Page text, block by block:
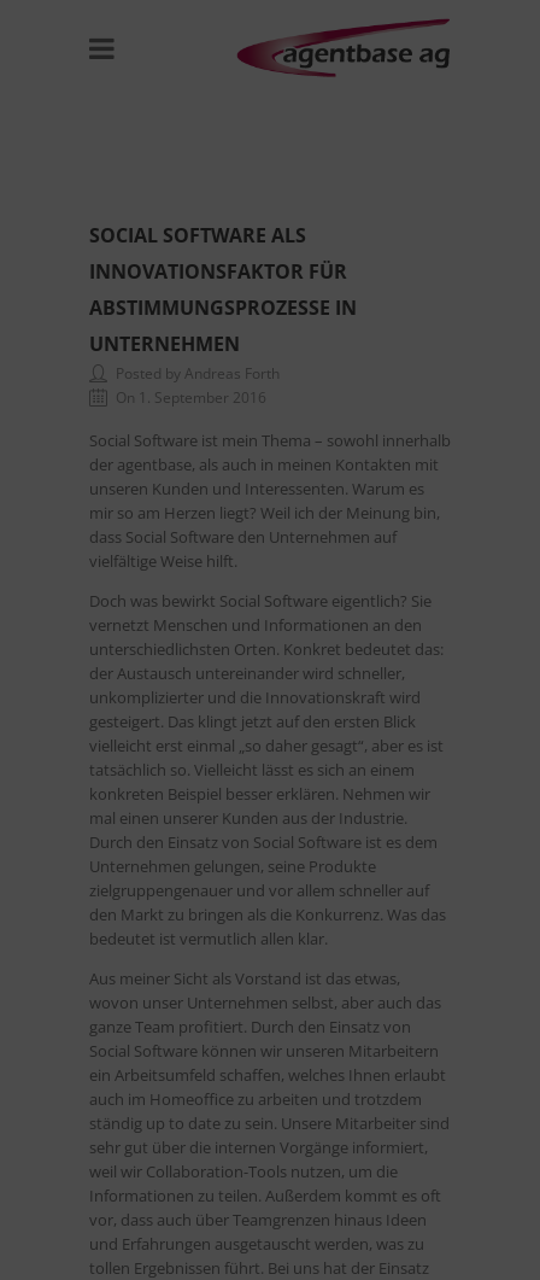
SOCIAL SOFTWARE ALS
INNOVATIONSFAKTOR FÜR
ABSTIMMUNGSPROZESSE IN
UNTERNEHMEN
Posted by Andreas Forth
On 1. September 2016
Social Software ist mein Thema – sowohl innerhalb
der agentbase, als auch in meinen Kontakten mit
unseren Kunden und Interessenten. Warum es
mir so am Herzen liegt? Weil ich der Meinung bin,
dass Social Software den Unternehmen auf
vielfältige Weise hilft.
Doch was bewirkt Social Software eigentlich? Sie
vernetzt Menschen und Informationen an den
unterschiedlichsten Orten. Konkret bedeutet das:
der Austausch untereinander wird schneller,
unkomplizierter und die Innovationskraft wird
gesteigert. Das klingt jetzt auf den ersten Blick
vielleicht erst einmal „so daher gesagt“, aber es ist
tatsächlich so. Vielleicht lässt es sich an einem
konkreten Beispiel besser erklären. Nehmen wir
mal einen unserer Kunden aus der Industrie.
Durch den Einsatz von Social Software ist es dem
Unternehmen gelungen, seine Produkte
zielgruppengenauer und vor allem schneller auf
den Markt zu bringen als die Konkurrenz. Was das
bedeutet ist vermutlich allen klar.
Aus meiner Sicht als Vorstand ist das etwas,
wovon unser Unternehmen selbst, aber auch das
ganze Team profitiert. Durch den Einsatz von
Social Software können wir unseren Mitarbeitern
ein Arbeitsumfeld schaffen, welches Ihnen erlaubt
auch im Homeoffice zu arbeiten und trotzdem
ständig up to date zu sein. Unsere Mitarbeiter sind
sehr gut über die internen Vorgänge informiert,
weil wir Collaboration-Tools nutzen, um die
Informationen zu teilen. Außerdem kommt es oft
vor, dass auch über Teamgrenzen hinaus Ideen
und Erfahrungen ausgetauscht werden, was zu
tollen Ergebnissen führt. Bei uns hat der Einsatz